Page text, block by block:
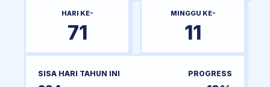
HARI KE-
71
MINGGU KE-
11
SISA HARI TAHUN INI PROGRESS